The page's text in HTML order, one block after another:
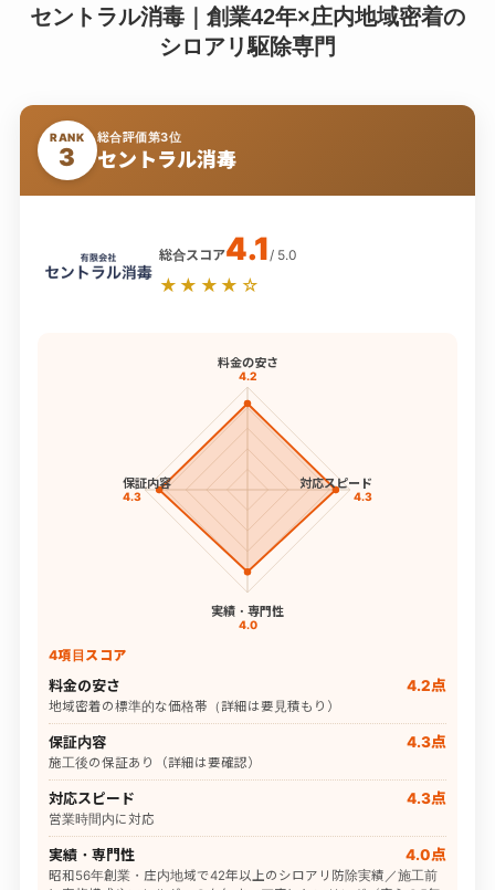
セントラル消毒｜創業42年×庄内地域密着の
シロアリ駆除専門
RANK
3
総合評価第3位
セントラル消毒
総合スコア4.1/ 5.0
★★★★☆
料金の安さ
4.2
対応スピード
4.3
実績・専門性
4.0
保証内容
4.3
4項目スコア
料金の安さ 4.2点
地域密着の標準的な価格帯（詳細は要見積もり）
保証内容 4.3点
施工後の保証あり（詳細は要確認）
対応スピード 4.3点
営業時間内に対応
実績・専門性 4.0点
昭和56年創業・庄内地域で42年以上のシロアリ防除実績／施工前